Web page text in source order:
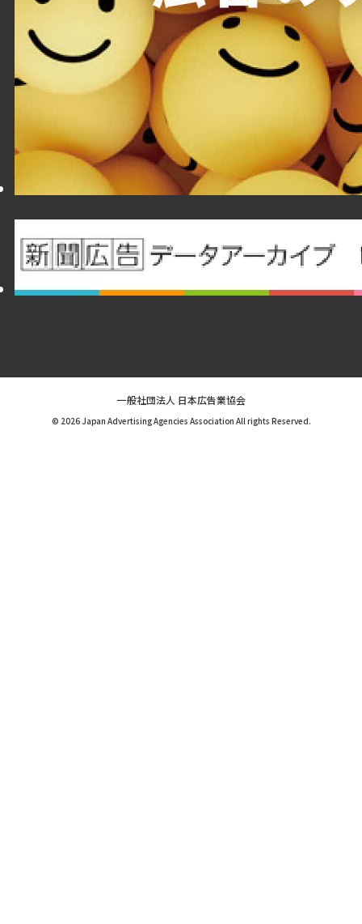
一般社団法人 日本広告業協会
© 2026 Japan Advertising Agencies Association All rights Reserved.